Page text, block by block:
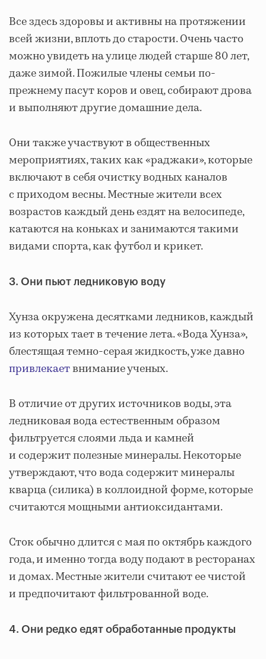
Все здесь здоровы и активны на протяжении
всей жизни, вплоть до старости. Очень часто
можно увидеть на улице людей старше 80 лет,
даже зимой. Пожилые члены семьи по-
прежнему пасут коров и овец, собирают дрова
и выполняют другие домашние дела.
Они также участвуют в общественных
мероприятиях, таких как «раджаки», которые
включают в себя очистку водных каналов
с приходом весны. Местные жители всех
возрастов каждый день ездят на велосипеде,
катаются на коньках и занимаются такими
видами спорта, как футбол и крикет.
3. Они пьют ледниковую воду
Хунза окружена десятками ледников, каждый
из которых тает в течение лета. «Вода Хунза»,
блестящая темно-серая жидкость, уже давно
привлекаетвнимание ученых.
В отличие от других источников воды, эта
ледниковая вода естественным образом
фильтруется слоями льда и камней
и содержит полезные минералы. Некоторые
утверждают, что вода содержит минералы
кварца (силика) в коллоидной форме, которые
считаются мощными антиоксидантами.
Сток обычно длится с мая по октябрь каждого
года, и именно тогда воду подают в ресторанах
и домах. Местные жители считают ее чистой
и предпочитают фильтрованной воде.
4. Они редко едят обработанные продукты